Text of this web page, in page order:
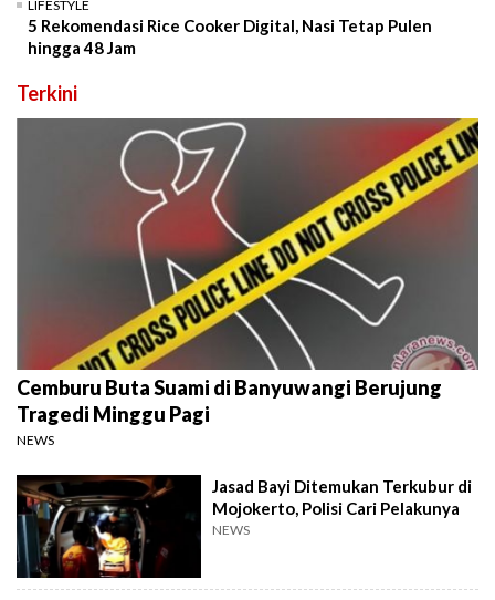
LIFESTYLE
5 Rekomendasi Rice Cooker Digital, Nasi Tetap Pulen
hingga 48 Jam
Terkini
Cemburu Buta Suami di Banyuwangi Berujung
Tragedi Minggu Pagi
NEWS
Jasad Bayi Ditemukan Terkubur di
Mojokerto, Polisi Cari Pelakunya
NEWS